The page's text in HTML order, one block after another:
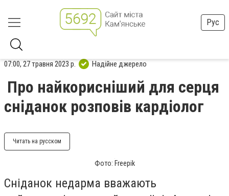
Рус
07:00, 27 травня 2023 р. Надійне джерело
Про найкорисніший для серця
сніданок розповів кардіолог
Читать на русском
Фото: Freepik
Сніданок недарма вважають